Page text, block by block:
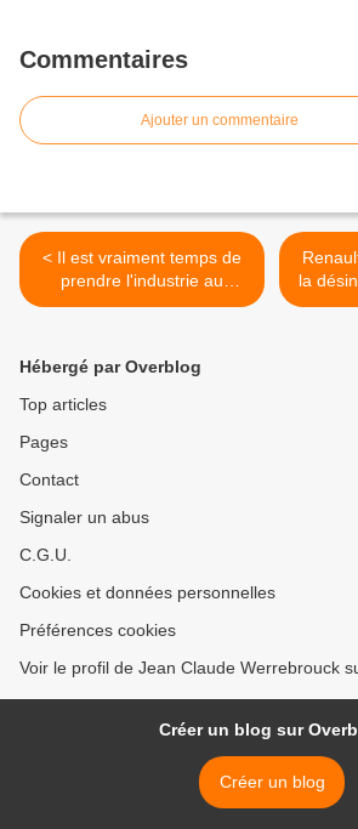
Commentaires
Ajouter un commentaire
< Il est vraiment temps de
prendre l'industrie au
sérieux
la
Hébergé par Overblog
Top articles
Pages
Contact
Signaler un abus
C.G.U.
Cookies et données personnelles
Préférences cookies
Voir le profil de Jean Claude Werrebrouck
Créer un blog sur
Créer un blog